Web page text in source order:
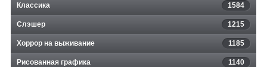
Классика 1584
Слэшер 1215
Хоррор на выживание 1185
Рисованная графика 1140